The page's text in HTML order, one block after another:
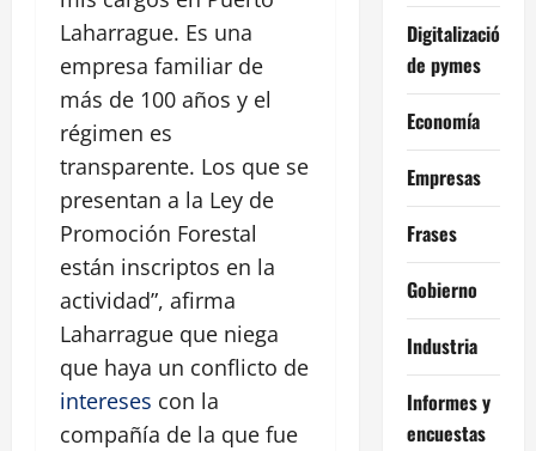
Laharrague. Es una
empresa familiar de
más de 100 años y el
régimen es
transparente. Los que se
presentan a la Ley de
Promoción Forestal
están inscriptos en la
actividad”, afirma
Laharrague que niega
que haya un conflicto de
intereses con la
compañía de la que fue
Digitalización
de pymes
Economía
Empresas
Frases
Gobierno
Industria
Informes y
encuestas